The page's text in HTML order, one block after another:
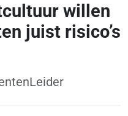
willen
juist risico’s